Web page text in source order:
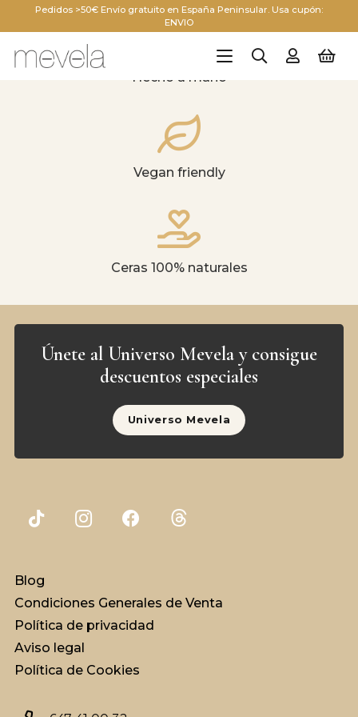
Pedidos >50€ Envío gratuito en España Peninsular. Usa cupón:
ENVIO
Hecho a mano
Vegan friendly
Ceras 100% naturales
Únete al Universo Mevela y consigue
descuentos especiales
Universo Mevela
Blog
Condiciones Generales de Venta
Política de privacidad
Aviso legal
Política de Cookies